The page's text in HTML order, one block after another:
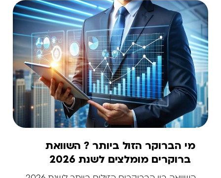
מי הברוקר הזול ביותר ? השוואת
ברוקרים מומלצים לשנת 2026